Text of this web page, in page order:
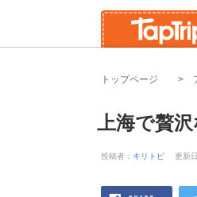
トップページ
上海で贅
投稿者： キリトビ 更新